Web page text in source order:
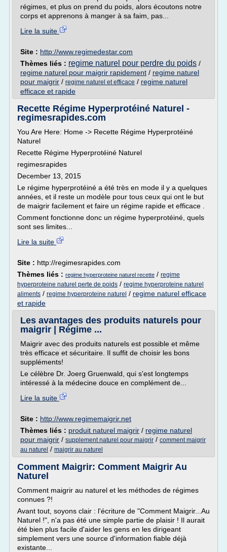
régimes, et plus on prend du poids, alors écoutons notre
corps et apprenons à manger à sa faim, pas...
Lire la suite
Site : http://www.regimedestar.com
Thèmes liés : regime naturel pour perdre du poids /
regime naturel pour maigrir rapidement / regime naturel
pour maigrir / regime naturel et efficace / regime naturel
efficace et rapide
Recette Régime Hyperprotéiné Naturel -
regimesrapides.com
You Are Here: Home -> Recette Régime Hyperprotéiné
Naturel
Recette Régime Hyperprotéiné Naturel
regimesrapides
December 13, 2015
Le régime hyperprotéiné a été très en mode il y a quelques
années, et il reste un modèle pour tous ceux qui ont le but
de maigrir facilement et faire un régime rapide et efficace .
Comment fonctionne donc un régime hyperprotéiné, quels
sont ses limites...
Lire la suite
Site : http://regimesrapides.com
Thèmes liés : regime hyperproteine naturel recette / regime
hyperproteine naturel perte de poids / regime hyperproteine naturel
aliments / regime hyperproteine naturel / regime naturel efficace
et rapide
Les avantages des produits naturels pour
maigrir | Régime ...
Maigrir avec des produits naturels est possible et même
très efficace et sécuritaire. Il suffit de choisir les bons
suppléments!
Le célèbre Dr. Joerg Gruenwald, qui s'est longtemps
intéressé à la médecine douce en complément de...
Lire la suite
Site : http://www.regimemaigrir.net
Thèmes liés : produit naturel maigrir / regime naturel
pour maigrir / supplement naturel pour maigrir / comment maigrir
au naturel / maigrir au naturel
Comment Maigrir: Comment Maigrir Au
Naturel
Comment maigrir au naturel et les méthodes de régimes
connues ?!
Avant tout, soyons clair : l'écriture de "Comment Maigrir...Au
Naturel !", n'a pas été une simple partie de plaisir ! Il aurait
été bien plus facile d'aider les gens en les dirigeant
simplement vers une source d'information fiable déjà
existante...